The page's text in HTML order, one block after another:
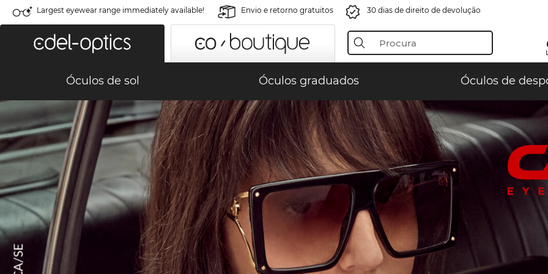
Largest eyewear range immediately available! Envio e retorno gratuitos 30 dias de direito de devolução
Óculos de sol Óculos graduados Óculos de